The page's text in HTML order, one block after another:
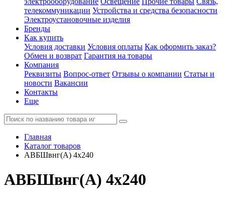
телекоммуникации Устройства и средства безопасности
Электроустановочные изделия
Бренды
Как купить
Условия доставки Условия оплаты Как оформить заказ?
Обмен и возврат Гарантия на товары
Компания
Реквизиты Вопрос-ответ Отзывы о компании Статьи и
новости Вакансии
Контакты
Еще
Главная
Каталог товаров
АВБШвнг(А) 4x240
АВБШвнг(А) 4x240